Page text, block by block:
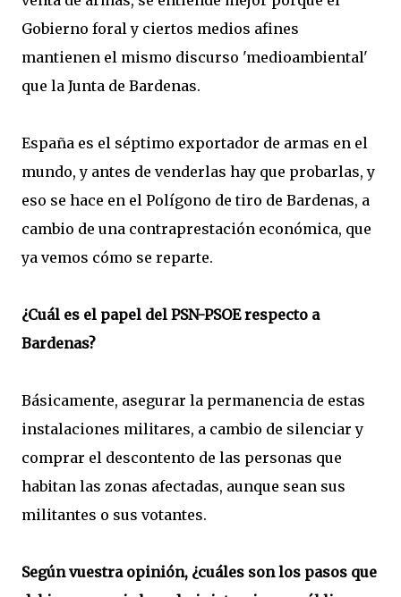
Gobierno foral y ciertos medios afines
mantienen el mismo discurso 'medioambiental'
que la Junta de Bardenas.
España es el séptimo exportador de armas en el
mundo, y antes de venderlas hay que probarlas, y
eso se hace en el Polígono de tiro de Bardenas, a
cambio de una contraprestación económica, que
ya vemos cómo se reparte.
¿Cuál es el papel del PSN-PSOE respecto a
Bardenas?
Básicamente, asegurar la permanencia de estas
instalaciones militares, a cambio de silenciar y
comprar el descontento de las personas que
habitan las zonas afectadas, aunque sean sus
militantes o sus votantes.
Según vuestra opinión, ¿cuáles son los pasos que